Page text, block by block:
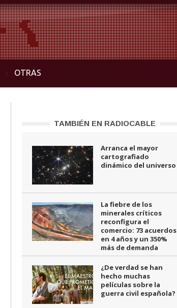
OTRAS
TAMBIÉN EN RADIOCABLE
Arranca el mayor
cartografiado
dinámico del universo
La fiebre de los
minerales críticos
reconfigura el
comercio: 73 acuerdos
en 4 años y un 350%
más de demanda
¿De verdad se han
hecho muchas
películas sobre la
guerra civil española?